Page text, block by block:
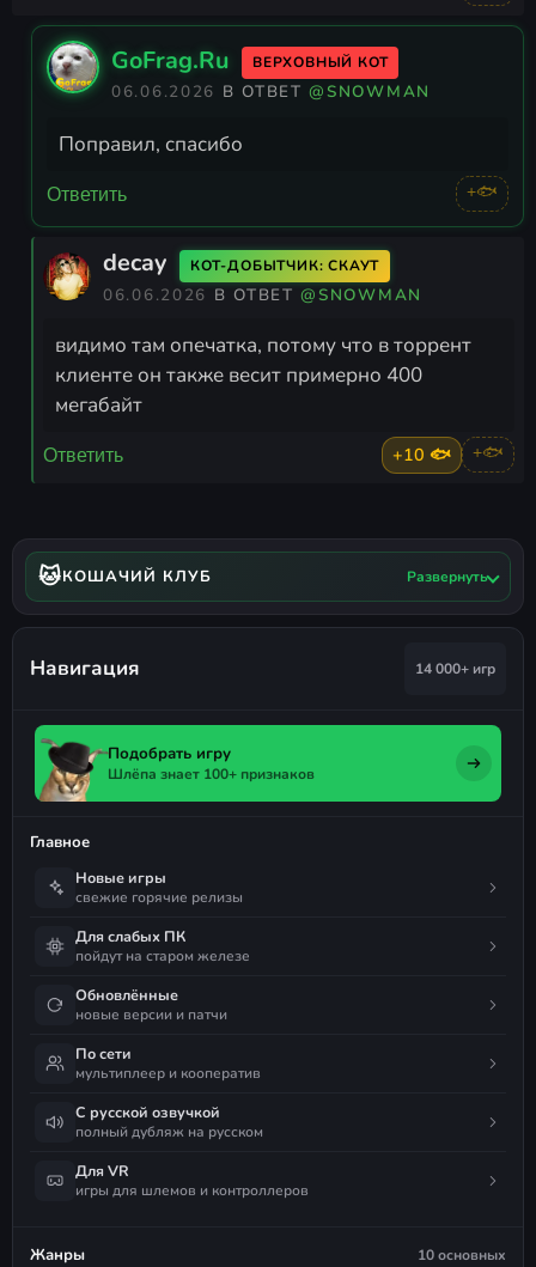
GoFrag.Ru ВЕРХОВНЫЙ КОТ
06.06.2026 В ОТВЕТ@SNOWMAN
Поправил, спасибо
Ответить +🐟
decay КОТ-ДОБЫТЧИК: СКАУТ
06.06.2026 В ОТВЕТ@SNOWMAN
видимо там опечатка, потому что в торрент
клиенте он также весит примерно 400
мегабайт
Ответить +10 🐟 +🐟
🐱КОШАЧИЙ КЛУБ Развернуть
Навигация 14 000+ игр
Подобрать игру
Шлёпа знает 100+ признаков
Главное
Новые игры
свежие горячие релизы
Для слабых ПК
пойдут на старом железе
Обновлённые
новые версии и патчи
По сети
мультиплеер и кооператив
С русской озвучкой
полный дубляж на русском
Для VR
игры для шлемов и контроллеров
Жанры 10 основных